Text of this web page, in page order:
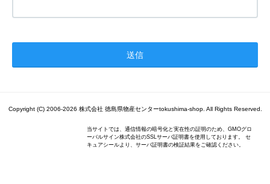
Copyright (C) 2006-2026 株式会社 徳島県物産センターtokushima-shop. All Rights Reserved.
当サイトでは、通信情報の暗号化と実在性の証明のため、GMOグロ
ーバルサイン株式会社のSSLサーバ証明書を使用しております。 セ
キュアシールより、サーバ証明書の検証結果をご確認ください。